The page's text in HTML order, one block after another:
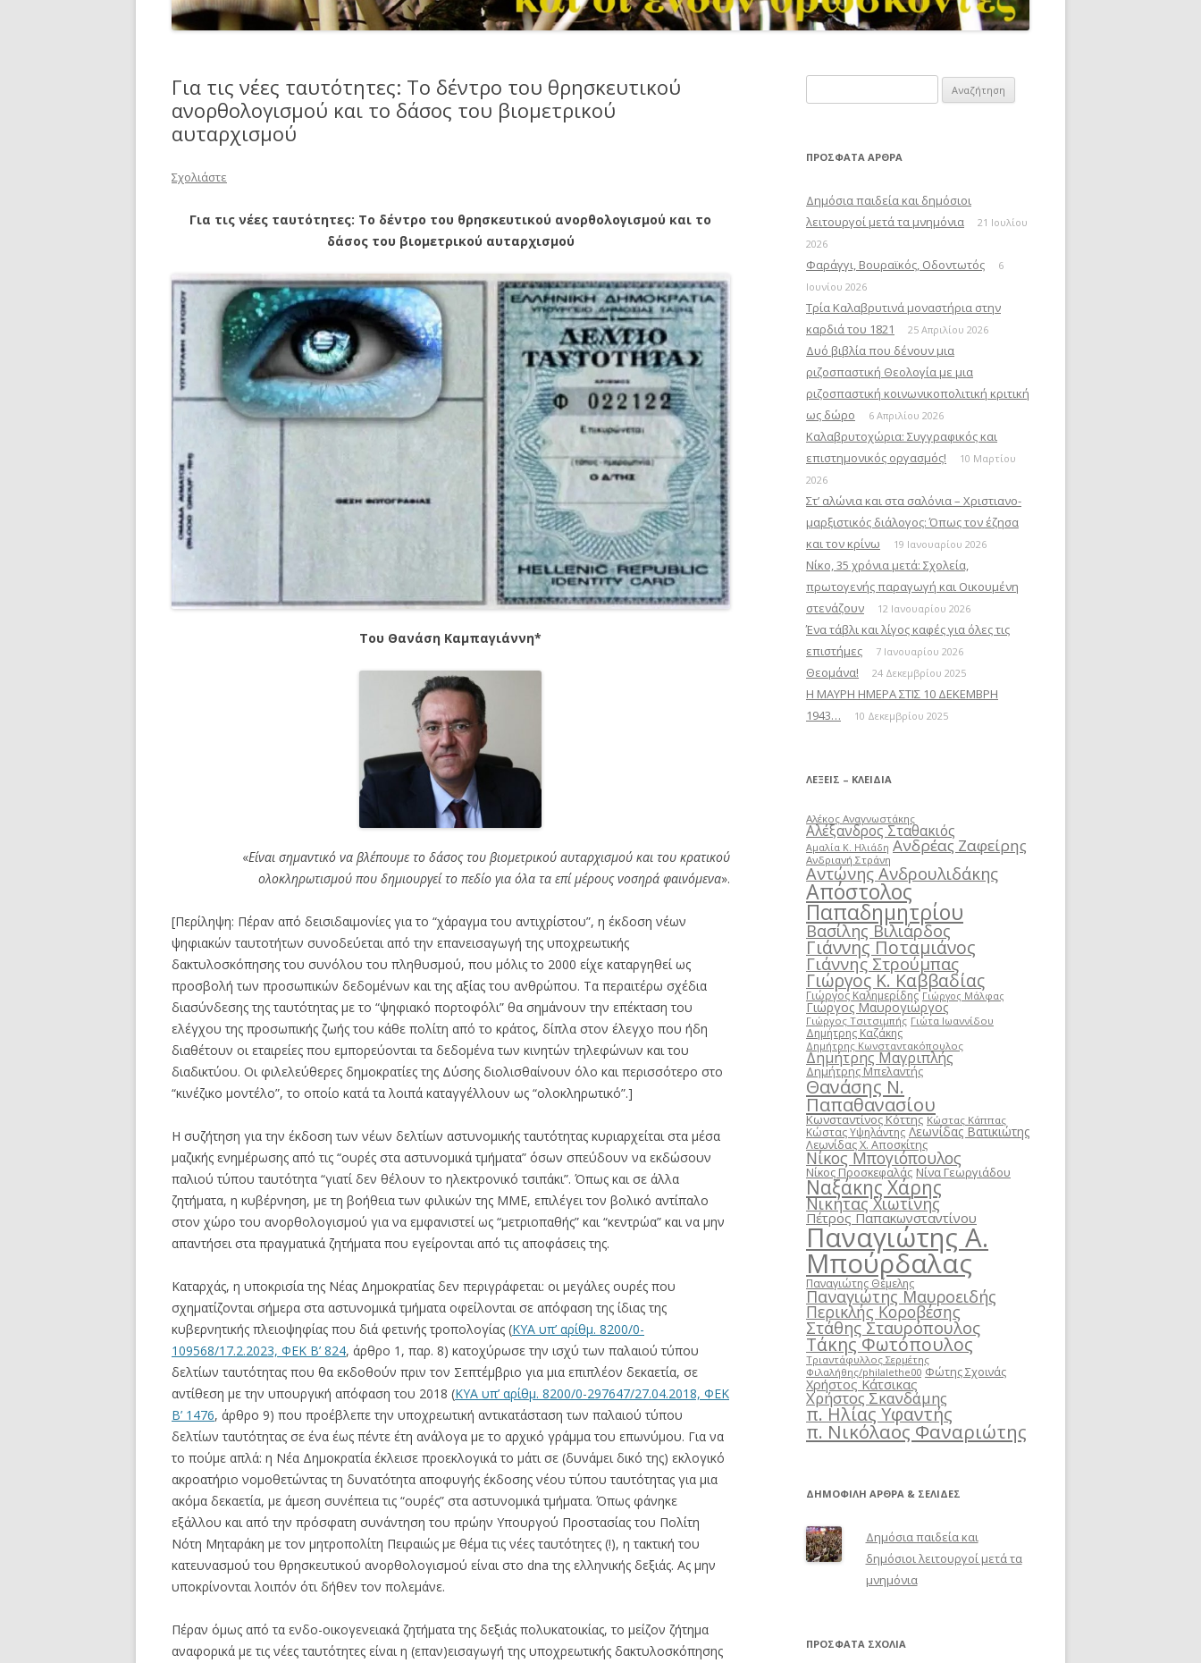
Για τις νέες ταυτότητες: Το δέντρο του θρησκευτικού
ανορθολογισμού και το δάσος του βιομετρικού
αυταρχισμού
Σχολιάστε
Για τις νέες ταυτότητες: Το δέντρο του θρησκευτικού ανορθολογισμού και το
δάσος του βιομετρικού αυταρχισμού
Του Θανάση Καμπαγιάννη*
«Είναι σημαντικό να βλέπουμε το δάσος του βιομετρικού αυταρχισμού και του κρατικού
ολοκληρωτισμού που δημιουργεί το πεδίο για όλα τα επί μέρους νοσηρά φαινόμενα».
[Περίληψη: Πέραν από δεισιδαιμονίες για το “χάραγμα του αντιχρίστου”, η έκδοση νέων
ψηφιακών ταυτοτήτων συνοδεύεται από την επανεισαγωγή της υποχρεωτικής
δακτυλοσκόπησης του συνόλου του πληθυσμού, που μόλις το 2000 είχε καταργηθεί ως
προσβολή των προσωπικών δεδομένων και της αξίας του ανθρώπου. Τα περαιτέρω σχέδια
διασύνδεσης της ταυτότητας με το “ψηφιακό πορτοφόλι” θα σημάνουν την επέκταση του
ελέγχου της προσωπικής ζωής του κάθε πολίτη από το κράτος, δίπλα στον έλεγχο που ήδη
διαθέτουν οι εταιρείες που εμπορεύονται τα δεδομένα των κινητών τηλεφώνων και του
διαδικτύου. Οι φιλελεύθερες δημοκρατίες της Δύσης διολισθαίνουν όλο και περισσότερο στο
“κινέζικο μοντέλο”, το οποίο κατά τα λοιπά καταγγέλλουν ως “ολοκληρωτικό”.]
Η συζήτηση για την έκδοση των νέων δελτίων αστυνομικής ταυτότητας κυριαρχείται στα μέσα
μαζικής ενημέρωσης από τις “ουρές στα αστυνομικά τμήματα” όσων σπεύδουν να εκδώσουν
παλιού τύπου ταυτότητα “γιατί δεν θέλουν το ηλεκτρονικό τσιπάκι”. Όπως και σε άλλα
ζητήματα, η κυβέρνηση, με τη βοήθεια των φιλικών της ΜΜΕ, επιλέγει τον βολικό αντίπαλο
στον χώρο του ανορθολογισμού για να εμφανιστεί ως “μετριοπαθής” και “κεντρώα” και να μην
απαντήσει στα πραγματικά ζητήματα που εγείρονται από τις αποφάσεις της.
Καταρχάς, η υποκρισία της Νέας Δημοκρατίας δεν περιγράφεται: οι μεγάλες ουρές που
σχηματίζονται σήμερα στα αστυνομικά τμήματα οφείλονται σε απόφαση της ίδιας της
κυβερνητικής πλειοψηφίας που διά φετινής τροπολογίας (ΚΥΑ υπ’ αρίθμ. 8200/0-
109568/17.2.2023, ΦΕΚ Β’ 824, άρθρο 1, παρ. 8) κατοχύρωσε την ισχύ των παλαιού τύπου
δελτίων ταυτότητας που θα εκδοθούν πριν τον Σεπτέμβριο για μια επιπλέον δεκαετία, σε
αντίθεση με την υπουργική απόφαση του 2018 (ΚΥΑ υπ’ αρίθμ. 8200/0-297647/27.04.2018, ΦΕΚ
Β’ 1476, άρθρο 9) που προέβλεπε την υποχρεωτική αντικατάσταση των παλαιού τύπου
δελτίων ταυτότητας σε ένα έως πέντε έτη ανάλογα με το αρχικό γράμμα του επωνύμου. Για να
το πούμε απλά: η Νέα Δημοκρατία έκλεισε προεκλογικά το μάτι σε (δυνάμει δικό της) εκλογικό
ακροατήριο νομοθετώντας τη δυνατότητα αποφυγής έκδοσης νέου τύπου ταυτότητας για μια
ακόμα δεκαετία, με άμεση συνέπεια τις “ουρές” στα αστυνομικά τμήματα. Όπως φάνηκε
εξάλλου και από την πρόσφατη συνάντηση του πρώην Υπουργού Προστασίας του Πολίτη
Νότη Μηταράκη με τον μητροπολίτη Πειραιώς με θέμα τις νέες ταυτότητες (!), η τακτική του
κατευνασμού του θρησκευτικού ανορθολογισμού είναι στο dna της ελληνικής δεξιάς. Ας μην
υποκρίνονται λοιπόν ότι δήθεν τον πολεμάνε.
Πέραν όμως από τα ενδο-οικογενειακά ζητήματα της δεξιάς πολυκατοικίας, το μείζον ζήτημα
αναφορικά με τις νέες ταυτότητες είναι η (επαν)εισαγωγή της υποχρεωτικής δακτυλοσκόπησης
για:
ΠΡΌΣΦΑΤΑ ΆΡΘΡΑ
Δημόσια παιδεία και δημόσιοι
λειτουργοί μετά τα μνημόνια
21 Ιουλίου
2026
Φαράγγι, Βουραϊκός, Οδοντωτός
6
Ιουνίου 2026
Τρία Καλαβρυτινά μοναστήρια στην
καρδιά του 1821
25 Απριλίου 2026
Δυό βιβλία που δένουν μια
ριζοσπαστική Θεολογία με μια
ριζοσπαστική κοινωνικοπολιτική κριτική
ως δώρο
6 Απριλίου 2026
Καλαβρυτοχώρια: Συγγραφικός και
επιστημονικός οργασμός!
10 Μαρτίου
2026
Στ’ αλώνια και στα σαλόνια – Χριστιανο-
μαρξιστικός διάλογος: Όπως τον έζησα
και τον κρίνω
19 Ιανουαρίου 2026
Νίκο, 35 χρόνια μετά: Σχολεία,
πρωτογενής παραγωγή και Οικουμένη
στενάζουν
12 Ιανουαρίου 2026
Ένα τάβλι και λίγος καφές για όλες τις
επιστήμες
7 Ιανουαρίου 2026
Θεομάνα! 24 Δεκεμβρίου 2025
Η ΜΑΥΡΗ ΗΜΕΡΑ ΣΤΙΣ 10 ΔΕΚΕΜΒΡΗ
1943…
10 Δεκεμβρίου 2025
ΛΈΞΕΙΣ – ΚΛΕΙΔΙΆ
Αλέκος Αναγνωστάκης
Αλέξανδρος Σταθακιός
Αμαλία Κ. Ηλιάδη Ανδρέας Ζαφείρης
Ανδριανή Στράνη
Αντώνης Ανδρουλιδάκης
Απόστολος
Παπαδημητρίου
Βασίλης Βιλιάρδος
Γιάννης Ποταμιάνος
Γιάννης Στρούμπας
Γιώργος Κ. Καββαδίας
Γιώργος Καλημερίδης Γιώργος Μάλφας
Γιώργος Μαυρογιώργος
Γιώργος Τσιτσιμπής Γιώτα Ιωαννίδου
Δημήτρης Καζάκης
Δημήτρης Κωνσταντακόπουλος
Δημήτρης Μαγριπλής
Δημήτρης Μπελαντής
Θανάσης Ν.
Παπαθανασίου
Κωνσταντίνος Κόττης Κώστας Κάππας
Κώστας Υψηλάντης Λεωνίδας Βατικιώτης
Λεωνίδας Χ. Αποσκίτης
Νίκος Μπογιόπουλος
Νίκος Προσκεφαλάς Νίνα Γεωργιάδου
Ναξάκης Χάρης
Νικήτας Χιωτίνης
Πέτρος Παπακωνσταντίνου
Παναγιώτης Α.
Μπούρδαλας
Παναγιώτης Θέμελης
Παναγιώτης Μαυροειδής
Περικλής Κοροβέσης
Στάθης Σταυρόπουλος
Τάκης Φωτόπουλος
Τριαντάφυλλος Σερμέτης
Φιλαλήθης/philalethe00 Φώτης Σχοινάς
Χρήστος Κάτσικας
Χρήστος Σκανδάμης
π. Ηλίας Υφαντής
π. Νικόλαος Φαναριώτης
ΔΗΜΟΦΙΛΉ ΆΡΘΡΑ & ΣΕΛΊΔΕΣ
Δημόσια παιδεία και
δημόσιοι λειτουργοί μετά τα
μνημόνια
ΠΡΌΣΦΑΤΑ ΣΧΌΛΙΑ